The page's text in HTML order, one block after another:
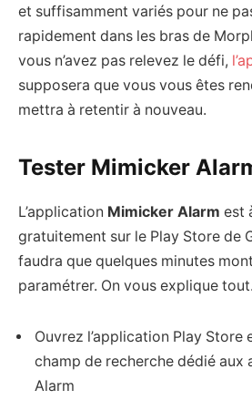
et suffisamment variés pour ne
rapidement dans les bras de
vous n’avez pas relevez le défi,
supposera que vous vous êtes
mettra à retentir à nouveau.
Tester Mimicker
L’application Mimicker Alarm est
gratuitement sur le Play Store de
faudra que quelques minutes
paramétrer. On vous explique tout.
Ouvrez l’application Play Store
champ de recherche dédié aux
Alarm